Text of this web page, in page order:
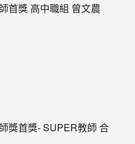
首獎 高中職組 曾文農
獎首獎- SUPER教師 合